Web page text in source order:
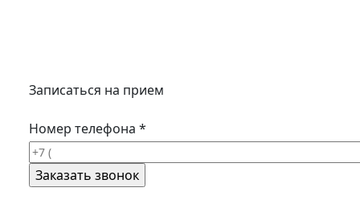
Записаться на прием
Номер телефона *